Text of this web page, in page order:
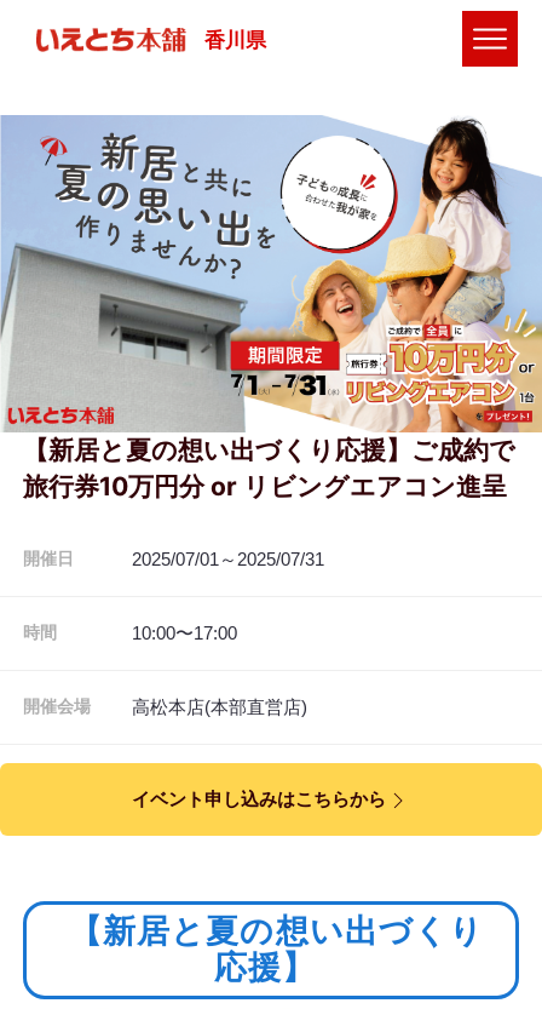
香川県
【新居と夏の想い出づくり応援】ご成約で
旅行券10万円分 or リビングエアコン進呈
開催日 2025/07/01～2025/07/31
時間 10:00〜17:00
開催会場 高松本店(本部直営店)
イベント申し込みはこちらから
【新居と夏の想い出づくり
応援】